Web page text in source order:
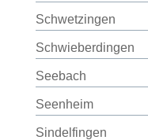
Schwetzingen
Schwieberdingen
Seebach
Seenheim
Sindelfingen